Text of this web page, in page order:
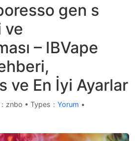
gen s
ve
– IBVape
ve En İyi Ayarlar
znbo • Types： Yorum •